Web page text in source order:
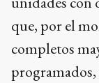
que, por el
completos
programados,